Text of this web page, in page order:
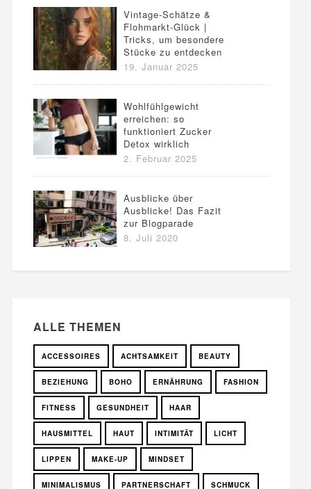
Vintage-Schätze &
Flohmarkt-Glück |
Tricks, um besondere
Stücke zu entdecken
19. Januar 2025
Wohlfühlgewicht
erreichen: so
funktioniert Zucker
Detox wirklich
2. Februar 2025
Ausblicke über
Ausblicke! Das Fazit
zur Blogparade
8. Juli 2020
ALLE THEMEN
ACCESSOIRES ACHTSAMKEIT BEAUTY
BEZIEHUNG BOHO ERNÄHRUNG FASHION
FITNESS GESUNDHEIT HAAR
HAUSMITTEL HAUT INTIMITÄT LICHT
LIPPEN MAKE-UP MINDSET
MINIMALISMUS PARTNERSCHAFT SCHMUCK